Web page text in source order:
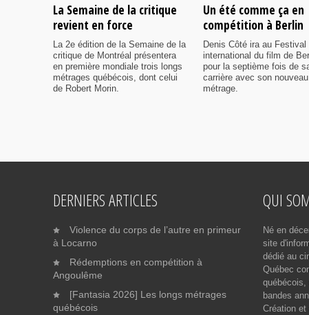
La Semaine de la critique
revient en force
La 2e édition de la Semaine de la
critique de Montréal présentera
en première mondiale trois longs
métrages québécois, dont celui
de Robert Morin.
Un été comme ça en
compétition à Berlin
Denis Côté ira au Festival
international du film de
pour la septième fois de
carrière avec son
métrage.
DERNIERS ARTICLES
Violence du corps de l’autre en primeur
à Locarno
Rédemptions en compétition à
Angoulême
[Fantasia 2026] Les longs métrages
québécois
QUI
Né en
site
dédié au
Québec
bandes
Création et